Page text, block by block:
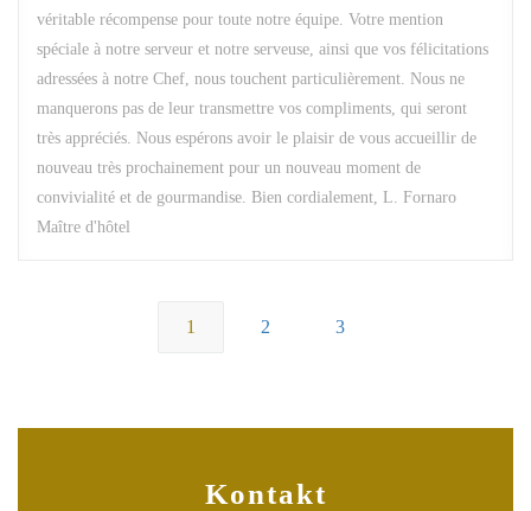
véritable récompense pour toute notre équipe. Votre mention
spéciale à notre serveur et notre serveuse, ainsi que vos félicitations
adressées à notre Chef, nous touchent particulièrement. Nous ne
manquerons pas de leur transmettre vos compliments, qui seront
très appréciés. Nous espérons avoir le plaisir de vous accueillir de
nouveau très prochainement pour un nouveau moment de
convivialité et de gourmandise. Bien cordialement, L. Fornaro
Maître d'hôtel
1 2 3
Kontakt